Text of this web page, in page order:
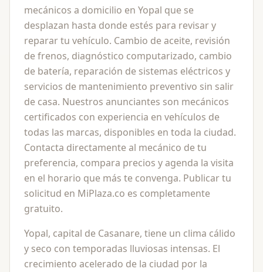
mecánicos a domicilio en Yopal que se
desplazan hasta donde estés para revisar y
reparar tu vehículo. Cambio de aceite, revisión
de frenos, diagnóstico computarizado, cambio
de batería, reparación de sistemas eléctricos y
servicios de mantenimiento preventivo sin salir
de casa. Nuestros anunciantes son mecánicos
certificados con experiencia en vehículos de
todas las marcas, disponibles en toda la ciudad.
Contacta directamente al mecánico de tu
preferencia, compara precios y agenda la visita
en el horario que más te convenga. Publicar tu
solicitud en MiPlaza.co es completamente
gratuito.
Yopal, capital de Casanare, tiene un clima cálido
y seco con temporadas lluviosas intensas. El
crecimiento acelerado de la ciudad por la